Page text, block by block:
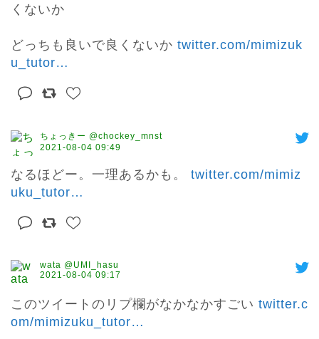
くないか
どっちも良いで良くないか twitter.com/mimizuk
u_tutor…
ちょっきー @chockey_mnst
2021-08-04 09:49
なるほどー。一理あるかも。 twitter.com/mimiz
uku_tutor…
wata @UMI_hasu
2021-08-04 09:17
このツイートのリプ欄がなかなかすごい twitter.c
om/mimizuku_tutor…